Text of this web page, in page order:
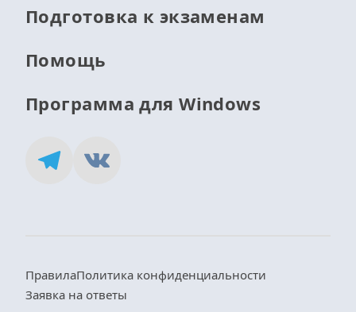
Подготовка к экзаменам
Помощь
Программа для Windows
ПравилаПолитика конфиденциальности
Заявка на ответы